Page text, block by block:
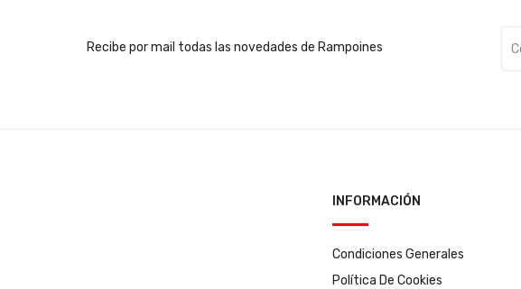
Recibe por mail todas las novedades de Rampoines
INFORMACIÓN
Condiciones Generales
Política De Cookies